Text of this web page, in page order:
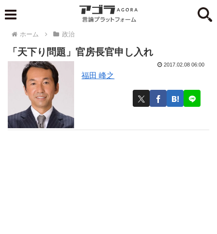
ホーム 政治
「天下り問題」官房長官申し入れ
福田 峰之
2017.02.08 06:00